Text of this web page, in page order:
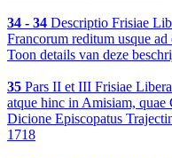
34 - 34 Descriptio Frisiae
Francorum reditum usque
Toon details van deze
35 Pars II et III Frisiae
atque hinc in Amisiam, quae
Dicione Episcopatus
1718